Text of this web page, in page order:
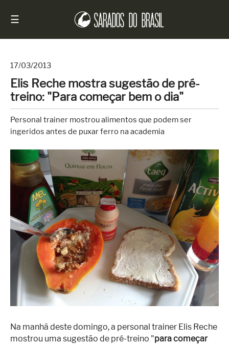
☰
Início
Notícias
Sarados
do
Entrevistas
Antes
Depois
Superação
Fisiculturismo
Anabolizantes
Suplementação
Alimentação
Treino
17/03/2013
Elis Reche mostra sugestão de pré-
treino: "Para começar bem o dia"
Personal trainer mostrou alimentos que podem ser
ingeridos antes de puxar ferro na academia
Na manhã deste domingo, a personal trainer Elis Reche
mostrou uma sugestão de pré-treino "para começar